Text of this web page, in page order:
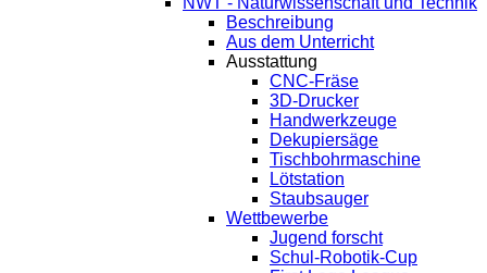
Beschreibung
Aus dem Unterricht
Ausstattung
CNC-Fräse
3D-Drucker
Handwerkzeuge
Dekupiersäge
Tischbohrmaschine
Lötstation
Staubsauger
Wettbewerbe
Jugend forscht
Schul-Robotik-Cup